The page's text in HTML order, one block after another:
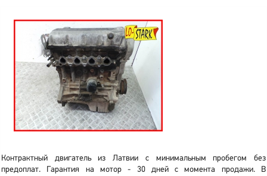
Контрактный двигатель из Латвии с минимальным пробегом без
предоплат. Гарантия на мотор - 30 дней с момента продажи. В